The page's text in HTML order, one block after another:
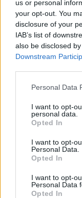
us or personal
your opt-out. You
disclosure of your
IAB’s list of
also be disclosed
Downstream
Personal Data
I want to opt-
personal data.
Opted In
I want to opt-
Personal Data.
Opted In
I want to opt-
Personal Data
Opted In
ΗΠΑ: Δασκάλα χορού
κακοποίηση δύο
7 Αυγούστου, 2026
Το Ελληνικό
τα Πρακτικά του Διεπιστημονικού Συνεδρίου «Ρένα
Κυριακού»
ΔΕΕΠ (ΝΟΔΕ)
οδηγεί την Κρήτη στο
7 Αυγούστου, 2026
TRENDING